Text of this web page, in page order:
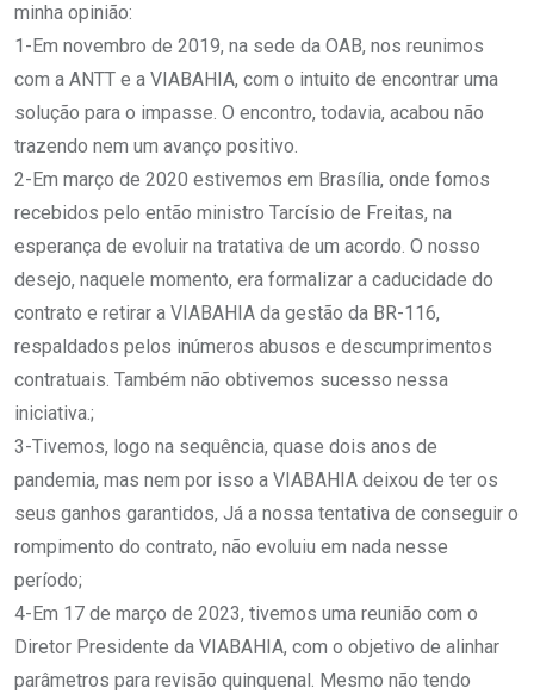
minha opinião:
1-Em novembro de 2019, na sede da OAB, nos reunimos
com a ANTT e a VIABAHIA, com o intuito de encontrar uma
solução para o impasse. O encontro, todavia, acabou não
trazendo nem um avanço positivo.
2-Em março de 2020 estivemos em Brasília, onde fomos
recebidos pelo então ministro Tarcísio de Freitas, na
esperança de evoluir na tratativa de um acordo. O nosso
desejo, naquele momento, era formalizar a caducidade do
contrato e retirar a VIABAHIA da gestão da BR-116,
respaldados pelos inúmeros abusos e descumprimentos
contratuais. Também não obtivemos sucesso nessa
iniciativa.;
3-Tivemos, logo na sequência, quase dois anos de
pandemia, mas nem por isso a VIABAHIA deixou de ter os
seus ganhos garantidos, Já a nossa tentativa de conseguir o
rompimento do contrato, não evoluiu em nada nesse
período;
4-Em 17 de março de 2023, tivemos uma reunião com o
Diretor Presidente da VIABAHIA, com o objetivo de alinhar
parâmetros para revisão quinquenal. Mesmo não tendo